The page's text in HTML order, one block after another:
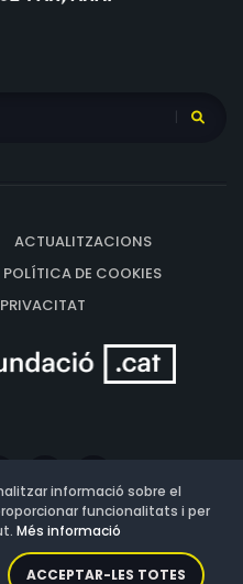
ACTUALITZACIONS
POLÍTICA DE COOKIES
informació sobre el
funcionalitats i per
Més informació
ACCEPTAR-LES TOTES